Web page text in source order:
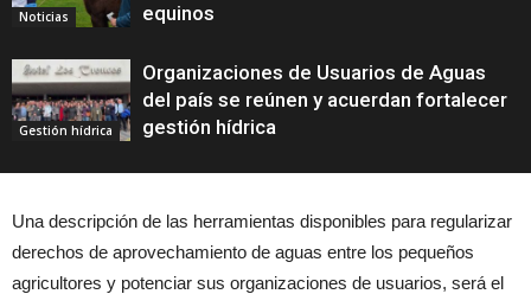
Noticias
equinos
Gestión hídrica
Organizaciones de Usuarios de Aguas
del país se reúnen y acuerdan fortalecer
gestión hídrica
Una descripción de las herramientas disponibles para regularizar
derechos de aprovechamiento de aguas entre los pequeños
agricultores y potenciar sus organizaciones de usuarios, será el